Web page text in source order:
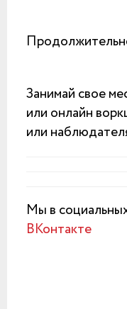
Занимай свое
или онлайн
или
Мы в
ВКонтакте